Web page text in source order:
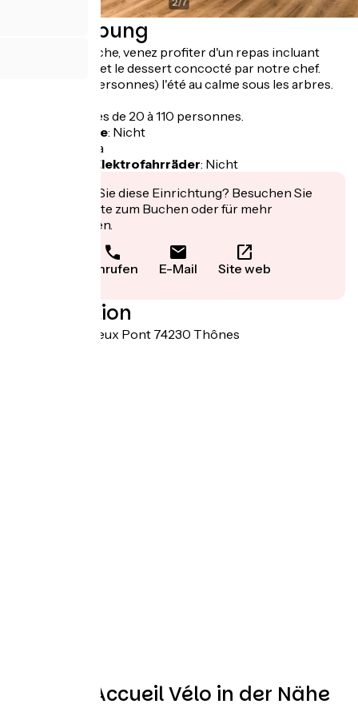
Beschreibung
Chaque dimanche, venez profiter d'un repas incluant
l'entrée, le plat et le dessert concocté par notre chef.
Terrasse (50 personnes) l'été au calme sous les arbres.
Accueil groupes de 20 à 110 personnes.
Fahrradgarage: Nicht
Ja
Aufladen für Elektrofahrräder: Nicht
Interessiert Sie diese Einrichtung? Besuchen Sie
deren Website zum Buchen oder für mehr
Informationen.
Anrufen E-Mail Site web
Localisation
8 avenue du Vieux Pont 74230 Thônes
Weitere Accueil Vélo in der Nähe